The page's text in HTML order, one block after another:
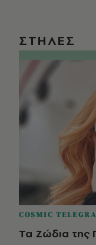
ΣΤΗΛΕΣ
COSMIC
Τα Ζώδια της